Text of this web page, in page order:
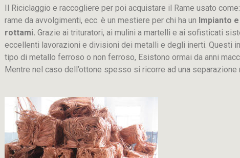
Il Riciclaggio e raccogliere per poi acquistare il Rame usato
rame da avvolgimenti, ecc. è un mestiere per chi ha un Impianto
rottami. Grazie ai trituratori, ai mulini a martelli e ai sofisticati
eccellenti lavorazioni e divisioni dei metalli e degli inerti. Questi
tipo di metallo ferroso o non ferroso, Esistono ormai da anni
Mentre nel caso dell’ottone spesso si ricorre ad una separazione